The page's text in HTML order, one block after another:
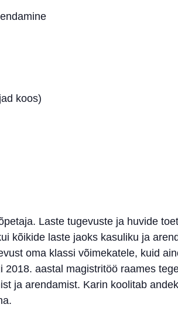
koos)
Laste tugevuste ja huvide
kõikide laste jaoks kasuliku ja
oma klassi võimekatele, kuid
aastal magistritöö raames
ja arendamist. Karin koolitab